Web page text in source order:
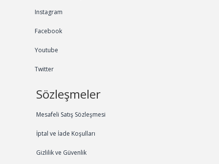
Instagram
Facebook
Youtube
Twitter
Sözleşmeler
Mesafeli Satış Sözleşmesi
İptal ve İade Koşulları
Gizlilik ve Güvenlik